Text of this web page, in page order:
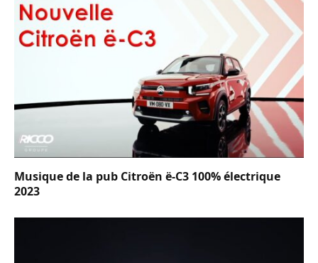
Musique de la pub Citroën ë-C3 100% électrique
2023